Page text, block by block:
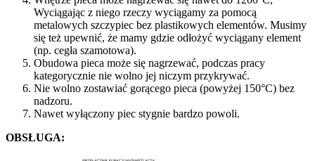
Wyciągając z niego rzeczy wyciągamy za pomocą
metalowych szczypiec bez plastikowych elementów. Musimy
się też upewnić, że mamy gdzie odłożyć wyciągany element
(np. cegła szamotowa).
Obudowa pieca może się nagrzewać, podczas pracy
kategorycznie nie wolno jej niczym przykrywać.
Nie wolno zostawiać gorącego pieca (powyżej 150°C) bez
nadzoru.
Nawet wyłączony piec stygnie bardzo powoli.
OBSŁUGA: